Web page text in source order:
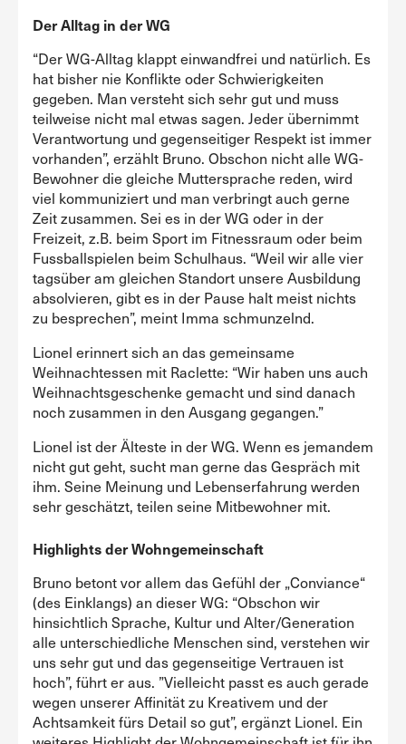
Der Alltag in der WG
“Der WG-Alltag klappt einwandfrei und natürlich. Es
hat bisher nie Konflikte oder Schwierigkeiten
gegeben. Man versteht sich sehr gut und muss
teilweise nicht mal etwas sagen. Jeder übernimmt
Verantwortung und gegenseitiger Respekt ist immer
vorhanden”, erzählt Bruno. Obschon nicht alle WG-
Bewohner die gleiche Muttersprache reden, wird
viel kommuniziert und man verbringt auch gerne
Zeit zusammen. Sei es in der WG oder in der
Freizeit, z.B. beim Sport im Fitnessraum oder beim
Fussballspielen beim Schulhaus. “Weil wir alle vier
tagsüber am gleichen Standort unsere Ausbildung
absolvieren, gibt es in der Pause halt meist nichts
zu besprechen”, meint Imma schmunzelnd.
Lionel erinnert sich an das gemeinsame
Weihnachtessen mit Raclette: “Wir haben uns auch
Weihnachtsgeschenke gemacht und sind danach
noch zusammen in den Ausgang gegangen.”
Lionel ist der Älteste in der WG. Wenn es jemandem
nicht gut geht, sucht man gerne das Gespräch mit
ihm. Seine Meinung und Lebenserfahrung werden
sehr geschätzt, teilen seine Mitbewohner mit.
Highlights der Wohngemeinschaft
Bruno betont vor allem das Gefühl der „Conviance“
(des Einklangs) an dieser WG: “Obschon wir
hinsichtlich Sprache, Kultur und Alter/Generation
alle unterschiedliche Menschen sind, verstehen wir
uns sehr gut und das gegenseitige Vertrauen ist
hoch”, führt er aus. ”Vielleicht passt es auch gerade
wegen unserer Affinität zu Kreativem und der
Achtsamkeit fürs Detail so gut”, ergänzt Lionel. Ein